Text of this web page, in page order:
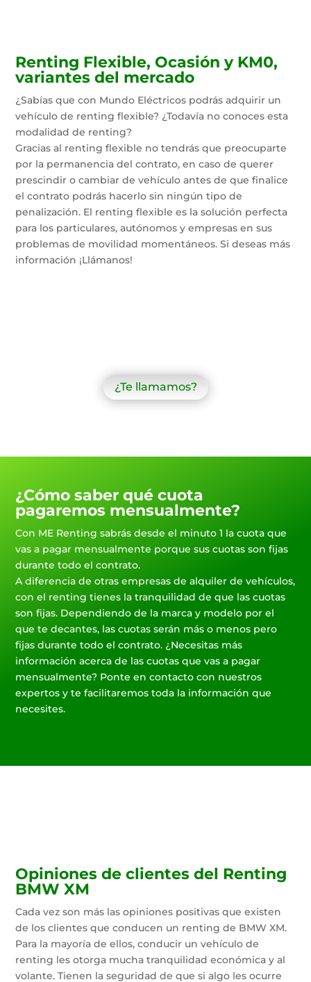
Renting Flexible, Ocasión y KM0,
variantes del mercado
¿Sabías que con Mundo Eléctricos podrás adquirir un
vehículo de renting flexible? ¿Todavía no conoces esta
modalidad de renting?
Gracias al renting flexible no tendrás que preocuparte
por la permanencia del contrato, en caso de querer
prescindir o cambiar de vehículo antes de que finalice
el contrato podrás hacerlo sin ningún tipo de
penalización. El renting flexible es la solución perfecta
para los particulares, autónomos y empresas en sus
problemas de movilidad momentáneos. Si deseas más
información ¡Llámanos!
¿Te llamamos?
¿Cómo saber qué cuota
pagaremos mensualmente?
Con ME Renting sabrás desde el minuto 1 la cuota que
vas a pagar mensualmente porque sus cuotas son fijas
durante todo el contrato.
A diferencia de otras empresas de alquiler de vehículos,
con el renting tienes la tranquilidad de que las cuotas
son fijas. Dependiendo de la marca y modelo por el
que te decantes, las cuotas serán más o menos pero
fijas durante todo el contrato. ¿Necesitas más
información acerca de las cuotas que vas a pagar
mensualmente? Ponte en contacto con nuestros
expertos y te facilitaremos toda la información que
necesites.
Opiniones de clientes del Renting
BMW XM
Cada vez son más las opiniones positivas que existen
de los clientes que conducen un renting de BMW XM.
Para la mayoría de ellos, conducir un vehículo de
renting les otorga mucha tranquilidad económica y al
volante. Tienen la seguridad de que si algo les ocurre